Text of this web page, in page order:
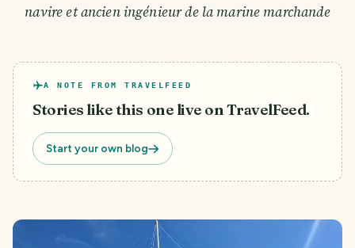
navire et ancien ingénieur de la marine marchande
A NOTE FROM TRAVELFEED
Stories like this one live on TravelFeed.
Start your own blog